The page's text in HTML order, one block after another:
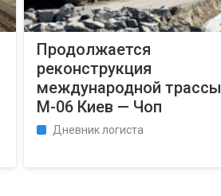
Продолжается
реконструкция
международной трассы
М-06 Киев — Чоп
Дневник логиста